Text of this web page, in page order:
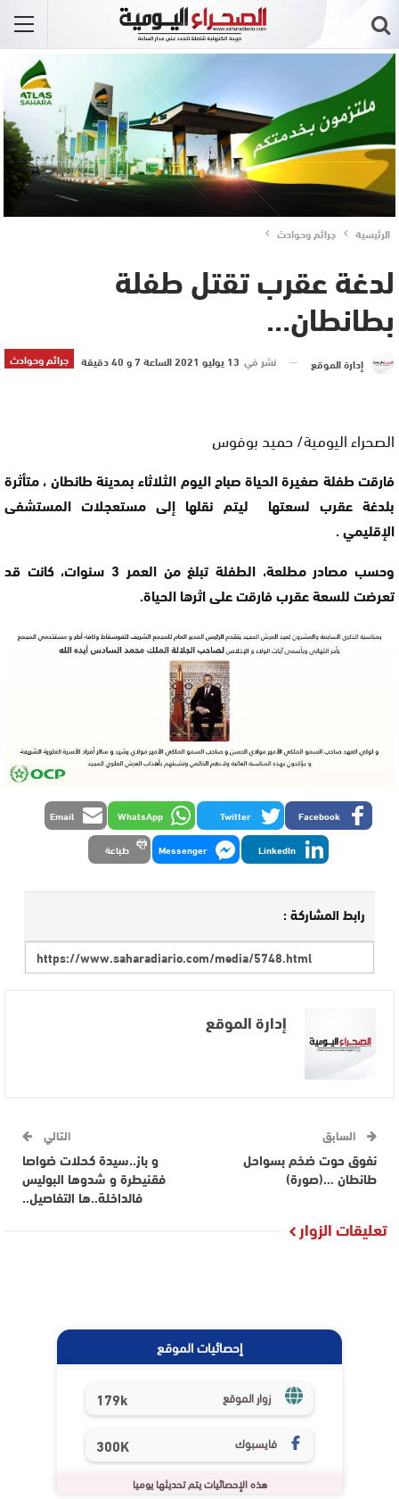
الرئيسية جرائم وحوادث
لدغة عقرب تقتل طفلة
بطانطان…
جرائم وحوادث إدارة الموقع نشر في 13 يوليو 2021 الساعة 7 و 40 دقيقة
الصحراء اليومية/ حميد بوفوس
فارقت طفلة صغيرة الحياة صباح اليوم الثلاثاء بمدينة طانطان ، متأثرة
بلدغة عقرب لسعتها ليتم نقلها إلى مستعجلات المستشفى
الإقليمي .
وحسب مصادر مطلعة، الطفلة تبلغ من العمر 3 سنوات، كانت قد
تعرضت للسعة عقرب فارقت على اثرها الحياة.
Facebook
Twitter
WhatsApp
Email
LinkedIn
Messenger طباعة
رابط المشاركة :
إدارة الموقع
السابق
نفوق حوت ضخم بسواحل
طانطان …(صورة)
التالي
و باز..سيدة كحلات ضواصا
فقنيطرة و شدوها البوليس
فالداخلة..ها التفاصيل..
تعليقات الزوار
إحصائيات الموقع
زوار الموقع 179k
فايسبوك 300K
هذه الإحصائيات يتم تحديثها يوميا